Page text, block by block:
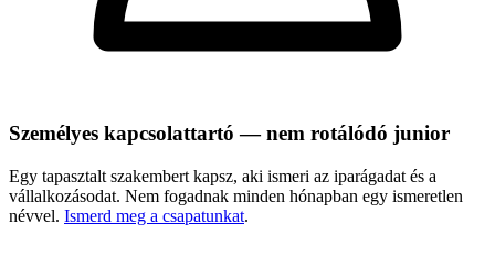
Személyes kapcsolattartó — nem rotálódó junior
Egy tapasztalt szakembert kapsz, aki ismeri az iparágadat és a
vállalkozásodat. Nem fogadnak minden hónapban egy ismeretlen
névvel. Ismerd meg a csapatunkat.